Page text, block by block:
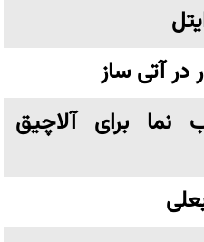
در آتی ساز
برای آلاچیق